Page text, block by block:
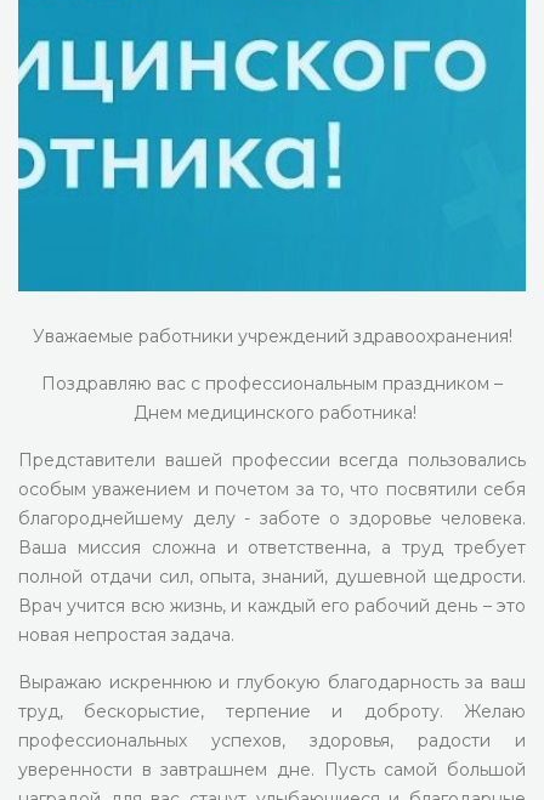
Уважаемые работники учреждений здравоохранения!
Поздравляю вас с профессиональным праздником –
Днем медицинского работника!
Представители вашей профессии всегда пользовались
особым уважением и почетом за то, что посвятили себя
благороднейшему делу - заботе о здоровье человека.
Ваша миссия сложна и ответственна, а труд требует
полной отдачи сил, опыта, знаний, душевной щедрости.
Врач учится всю жизнь, и каждый его рабочий день – это
новая непростая задача.
Выражаю искреннюю и глубокую благодарность за ваш
труд, бескорыстие, терпение и доброту. Желаю
профессиональных успехов, здоровья, радости и
уверенности в завтрашнем дне. Пусть самой большой